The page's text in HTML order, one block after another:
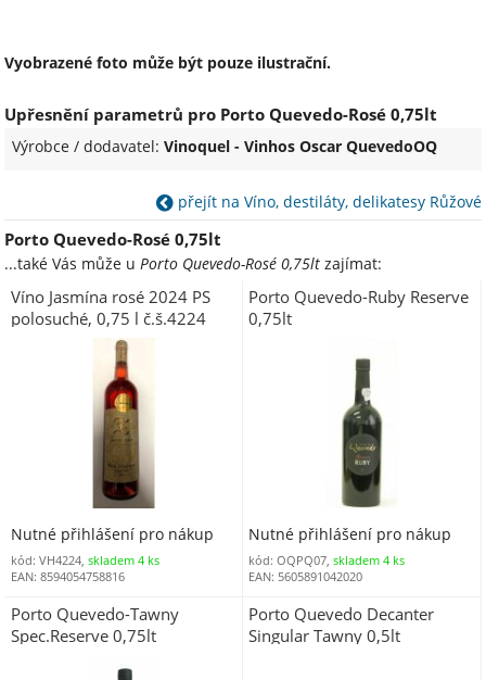
Vyobrazené foto může být pouze ilustrační.
Upřesnění parametrů pro Porto Quevedo-Rosé 0,75lt
Výrobce / dodavatel:Vinoquel - Vinhos Oscar QuevedoOQ
přejít na Víno, destiláty, delikatesy Růžové
Porto Quevedo-Rosé 0,75lt
...také Vás může u Porto Quevedo-Rosé 0,75lt zajímat:
Víno Jasmína rosé 2024 PS
polosuché, 0,75 l č.š.4224
Nutné přihlášení pro nákup
kód: VH4224, skladem 4 ks
EAN: 8594054758816
Porto Quevedo-Ruby Reserve
0,75lt
Nutné přihlášení pro nákup
kód: OQPQ07,skladem 4 ks
EAN: 5605891042020
Porto Quevedo-Tawny
Spec.Reserve 0,75lt
Porto Quevedo Decanter
Singular Tawny 0,5lt